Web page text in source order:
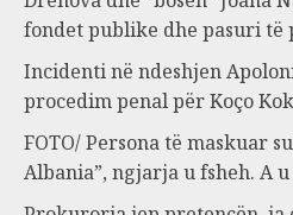
fondet publike dhe pasuri
Incidenti në ndeshjen
procedim penal për Koço
FOTO/ Persona të maskuar
Albania”, ngjarja u fsheh. A